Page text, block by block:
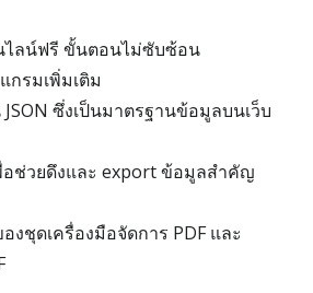
ไลน์ฟรี ขั้นตอนไม่ซับซ้อน
กรมเพิ่มเติม
ซึ่งเป็นมาตรฐานข้อมูลบนเว็บ
อช่วยดึงและ export ข้อมูลสำคัญ
งชุดเครื่องมือจัดการ PDF และ